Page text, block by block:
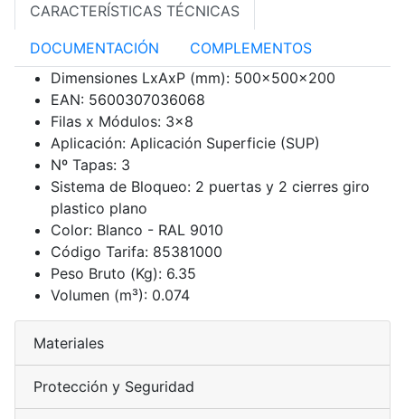
CARACTERÍSTICAS TÉCNICAS
DOCUMENTACIÓN
COMPLEMENTOS
Dimensiones LxAxP (mm): 500x500x200
EAN: 5600307036068
Filas x Módulos: 3x8
Aplicación: Aplicación Superficie (SUP)
Nº Tapas: 3
Sistema de Bloqueo: 2 puertas y 2 cierres giro
plastico plano
Color: Blanco - RAL 9010
Código Tarifa: 85381000
Peso Bruto (Kg): 6.35
Volumen (m³): 0.074
Materiales
Protección y Seguridad